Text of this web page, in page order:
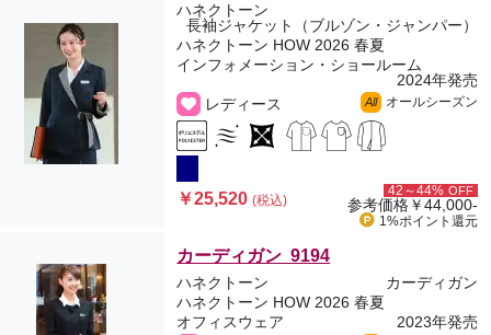
ハネクトーン
長袖ジャケット（ブルゾン・ジャンパー）
ハネクトーン HOW 2026 春夏
インフォメーション・ショールーム
2024年発売
レディース
All オールシーズン
￥25,520(税込)
42～44% OFF
参考価格￥44,000-
1%ポイント 還元
カーディガン 9194
ハネクトーン
カーディガン
ハネクトーン HOW 2026 春夏
オフィスウェア
2023年発売